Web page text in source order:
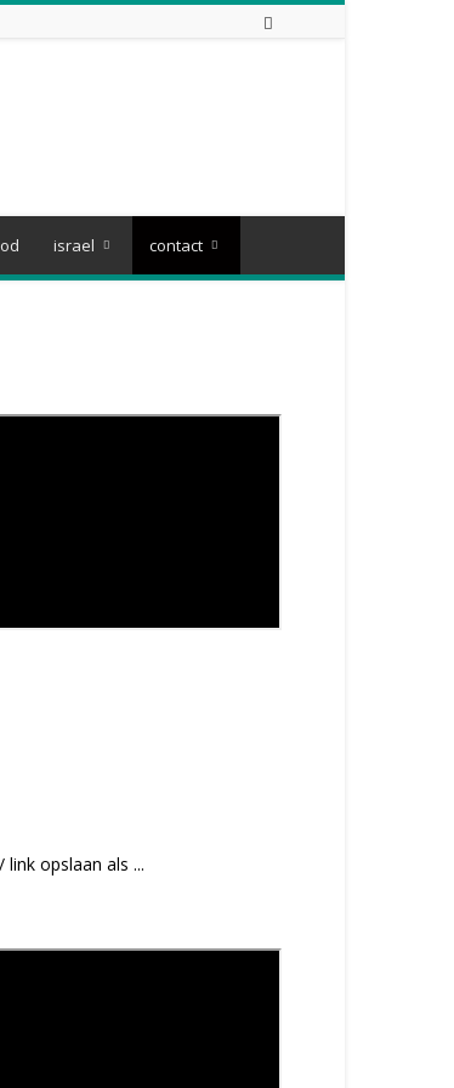
israel contact
link opslaan als ...